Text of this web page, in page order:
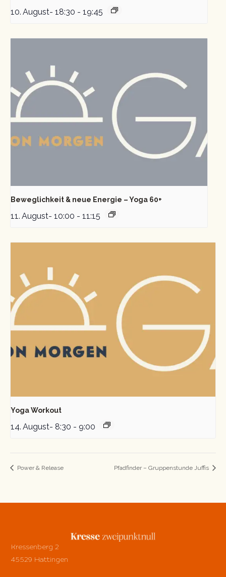
10. August- 18:30 - 19:45
Beweglichkeit & neue Energie – Yoga 60+
11. August- 10:00 - 11:15
Yoga Workout
14. August- 8:30 - 9:00
Power & Release Pfadfinder – Gruppenstunde Juffis
Kressenberg 2
45529 Hattingen